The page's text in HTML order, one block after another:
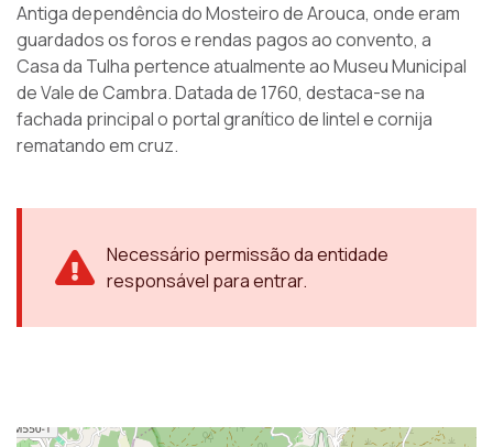
Antiga dependência do Mosteiro de Arouca, onde eram
guardados os foros e rendas pagos ao convento, a
Casa da Tulha pertence atualmente ao Museu Municipal
de Vale de Cambra. Datada de 1760, destaca-se na
fachada principal o portal granítico de lintel e cornija
rematando em cruz.
Necessário permissão da entidade
responsável para entrar.